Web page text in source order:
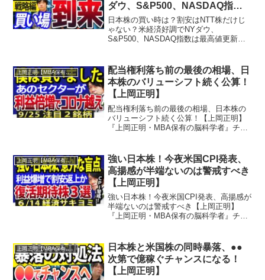
ダウ、S&P500、NASDAQ指数
は最高値更新【上岡正明】
日本株の買い時は？割安はNTT株だけじ
ゃない？米経済好調でNYダウ、
S&P500、NASDAQ指数は最高値更新
済ニュース、資産運用、自己投資の情報
をお届け。真剣に一歩...
上岡正明【MBA保有の脳科学者】
配当権利落ち前の最後の相場、日
本株のバリューシフト続く公算！
【上岡正明】
配当権利落ち前の最後の相場、日本株の
バリューシフト続く公算！【上岡正明】
『上岡正明・MBA保有の脳科学者』チャ
剣に一歩抜きん出たい人のための番組。
MBA保有の脳科学者で...
上岡正明【MBA保有の脳科学者】
強い日本株！今夜米国CPI発表、
高揚感が半端ないのは警戒すべき
【上岡正明】
強い日本株！今夜米国CPI発表、高揚感が
半端ないのは警戒すべき【上岡正明】
『上岡正明・MBA保有の脳科学者』チャ
剣に一歩抜きん出たい人のための番組。
MBA保有の脳科学者...
上岡正明【MBA保有の脳科学者】
日本株と米国株の同時暴落、●●
次第で億稼ぐチャンスになる！
【上岡正明】